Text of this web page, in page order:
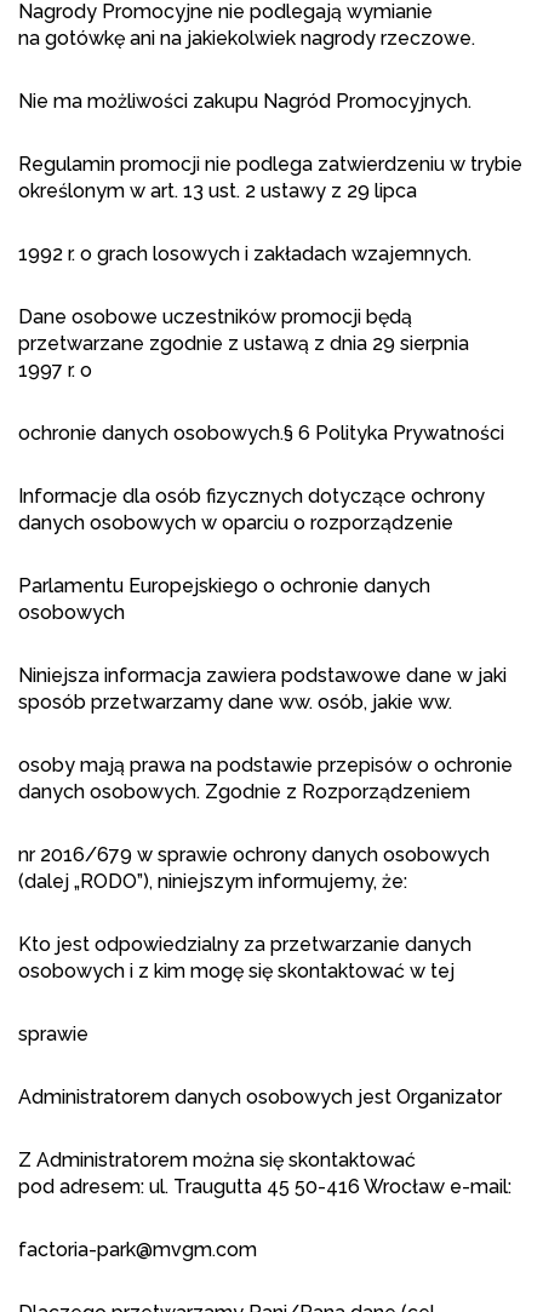
Nagrody Promocyjne nie podlegają wymianie
na gotówkę ani na jakiekolwiek nagrody rzeczowe.
Nie ma możliwości zakupu Nagród Promocyjnych.
Regulamin promocji nie podlega zatwierdzeniu w trybie
określonym w art. 13 ust. 2 ustawy z 29 lipca
1992 r. o grach losowych i zakładach wzajemnych.
Dane osobowe uczestników promocji będą
przetwarzane zgodnie z ustawą z dnia 29 sierpnia
1997 r. o
ochronie danych osobowych.§ 6 Polityka Prywatności
Informacje dla osób fizycznych dotyczące ochrony
danych osobowych w oparciu o rozporządzenie
Parlamentu Europejskiego o ochronie danych
osobowych
Niniejsza informacja zawiera podstawowe dane w jaki
sposób przetwarzamy dane ww. osób, jakie ww.
osoby mają prawa na podstawie przepisów o ochronie
danych osobowych. Zgodnie z Rozporządzeniem
nr 2016/679 w sprawie ochrony danych osobowych
(dalej „RODO”), niniejszym informujemy, że:
Kto jest odpowiedzialny za przetwarzanie danych
osobowych i z kim mogę się skontaktować w tej
sprawie
Administratorem danych osobowych jest Organizator
Z Administratorem można się skontaktować
pod adresem: ul. Traugutta 45 50-416 Wrocław e-mail:
factoria-park@mvgm.com